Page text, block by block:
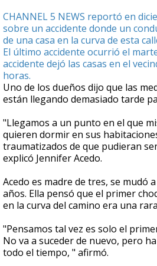
CHANNEL 5 NEWS reportó en
sobre un accidente donde un
de una casa en la curva de esta
El último accidente ocurrió el
accidente dejó las casas en el
horas.
Uno de los dueños dijo que las
están llegando demasiado tarde
"Llegamos a un punto en el que
quieren dormir en sus
traumatizados de que pudieran
explicó Jennifer Acedo.
Acedo es madre de tres, se mudó
años. Ella pensó que el primer
en la curva del camino era una
"Pensamos tal vez es solo el
No va a suceder de nuevo, pero
todo el tiempo, " afirmó.